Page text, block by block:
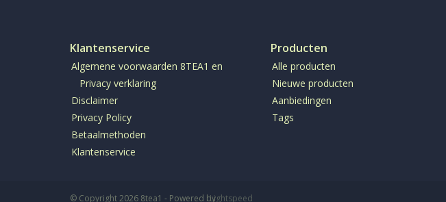
Klantenservice
Algemene voorwaarden 8TEA1 en
Privacy verklaring
Disclaimer
Privacy Policy
Betaalmethoden
Klantenservice
Producten
Alle producten
Nieuwe producten
Aanbiedingen
Tags
© Copyright 2026 8tea1 - Powered byLightspeed